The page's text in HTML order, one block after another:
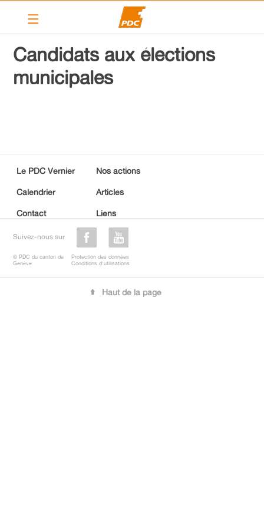
Le PDC Vernier
Nos actions
Liens
PDC cantonal
Devenir membre
Candidats aux élections
municipales
Le PDC Vernier Nos actions
Calendrier Articles
Contact Liens
Suivez-nous sur
© PDC du canton de
Genève
Protection des données
Conditions d'utilisations
Haut de la page